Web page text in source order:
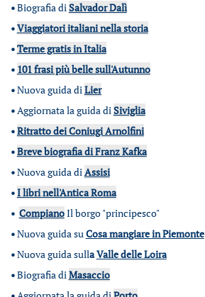
•Biografia diSalvador Dalì
•Viaggiatori italiani nella storia
•Terme gratis in Italia
• 101 frasi più belle sull'Autunno
•Nuova guida diLier
•Aggiornata la guida diSiviglia
•Ritratto dei Coniugi Arnolfini
•Breve biografia di Franz Kafka
•Nuova guida diAssisi
•I libri nell'Antica Roma
• CompianoIl borgo "principesco"
•Nuova guida suCosa mangiare in Piemonte
•Nuova guida sullaValle delle Loira
•Biografia diMasaccio